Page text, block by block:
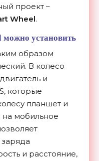
проект –
Wheel.
можно установить
образом
В колесо
и
которые
планшет и
на мобильное
заряда
и расстояние,